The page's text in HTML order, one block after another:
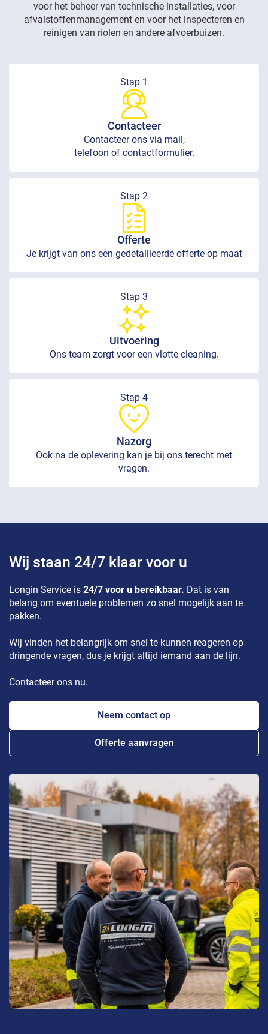
voor het beheer van technische installaties, voor
afvalstoffenmanagement en voor het inspecteren en
reinigen van riolen en andere afvoerbuizen.
Stap 1
Contacteer
Contacteer ons via mail,
telefoon of contactformulier.
Stap 2
Offerte
Je krijgt van ons een gedetailleerde offerte op maat
Stap 3
Uitvoering
Ons team zorgt voor een vlotte cleaning.
Stap 4
Nazorg
Ook na de oplevering kan je bij ons terecht met
vragen.
Wij staan 24/7 klaar voor u
Longin Service is 24/7 voor u bereikbaar. Dat is van
belang om eventuele problemen zo snel mogelijk aan te
pakken.
Wij vinden het belangrijk om snel te kunnen reageren op
dringende vragen, dus je krijgt altijd iemand aan de lijn.
Contacteer ons nu.
Neem contact op
Offerte aanvragen